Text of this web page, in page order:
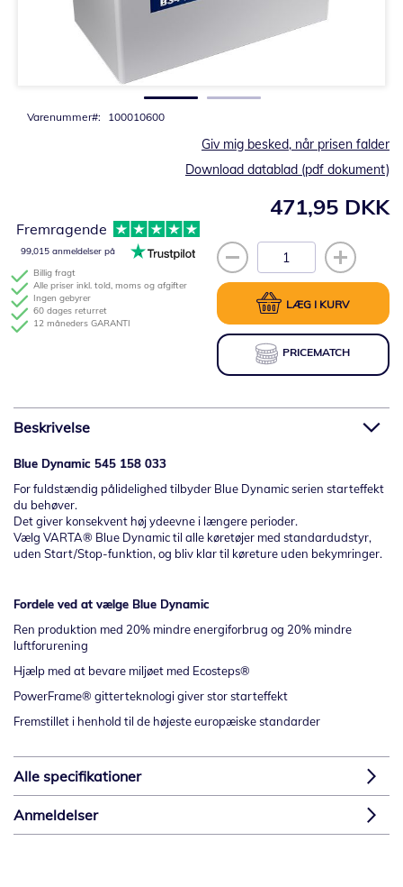
Varenummer 100010600
471,95 DKK
Giv mig besked, når prisen falder
LÆG I KURV
PRICEMATCH
Billig fragt
Alle priser inkl. told, moms og afgifter
Ingen gebyrer
60 dages returret
12 måneders GARANTI
Fremragende
99,015 anmeldelser på
Download datablad (pdf dokument)
Beskrivelse
Blue Dynamic 545 158 033
For fuldstændig pålidelighed tilbyder Blue Dynamic serien starteffekt
du behøver.
Det giver konsekvent høj ydeevne i længere perioder.
Vælg VARTA® Blue Dynamic til alle køretøjer med standardudstyr,
uden Start/Stop-funktion, og bliv klar til køreture uden bekymringer.
Fordele ved at vælge Blue Dynamic
Ren produktion med 20% mindre energiforbrug og 20% mindre
luftforurening
Hjælp med at bevare miljøet med Ecosteps®
PowerFrame® gitterteknologi giver stor starteffekt
Fremstillet i henhold til de højeste europæiske standarder
Alle specifikationer
Anmeldelser